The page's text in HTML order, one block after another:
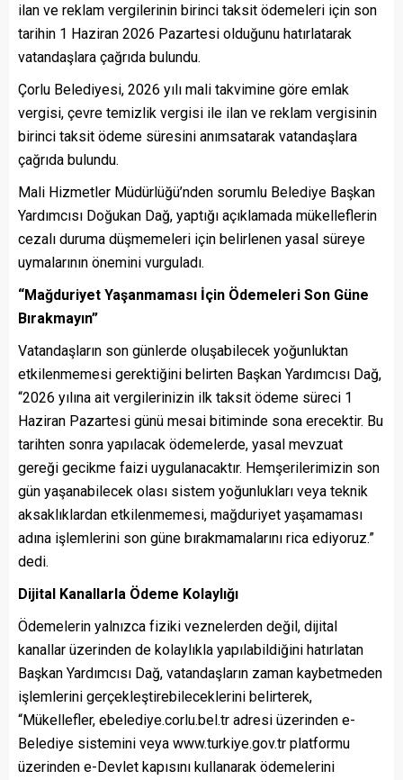
ilan ve reklam vergilerinin birinci taksit ödemeleri için son
tarihin 1 Haziran 2026 Pazartesi olduğunu hatırlatarak
vatandaşlara çağrıda bulundu.
Çorlu Belediyesi, 2026 yılı mali takvimine göre emlak
vergisi, çevre temizlik vergisi ile ilan ve reklam vergisinin
birinci taksit ödeme süresini anımsatarak vatandaşlara
çağrıda bulundu.
Mali Hizmetler Müdürlüğü’nden sorumlu Belediye Başkan
Yardımcısı Doğukan Dağ, yaptığı açıklamada mükelleflerin
cezalı duruma düşmemeleri için belirlenen yasal süreye
uymalarının önemini vurguladı.
“Mağduriyet Yaşanmaması İçin Ödemeleri Son Güne
Bırakmayın”
Vatandaşların son günlerde oluşabilecek yoğunluktan
etkilenmemesi gerektiğini belirten Başkan Yardımcısı Dağ,
“2026 yılına ait vergilerinizin ilk taksit ödeme süreci 1
Haziran Pazartesi günü mesai bitiminde sona erecektir. Bu
tarihten sonra yapılacak ödemelerde, yasal mevzuat
gereği gecikme faizi uygulanacaktır. Hemşerilerimizin son
gün yaşanabilecek olası sistem yoğunlukları veya teknik
aksaklıklardan etkilenmemesi, mağduriyet yaşamaması
adına işlemlerini son güne bırakmamalarını rica ediyoruz.”
dedi.
Dijital Kanallarla Ödeme Kolaylığı
Ödemelerin yalnızca fiziki veznelerden değil, dijital
kanallar üzerinden de kolaylıkla yapılabildiğini hatırlatan
Başkan Yardımcısı Dağ, vatandaşların zaman kaybetmeden
işlemlerini gerçekleştirebileceklerini belirterek,
“Mükellefler, ebelediye.corlu.bel.tr adresi üzerinden e-
Belediye sistemini veya www.turkiye.gov.tr platformu
üzerinden e-Devlet kapısını kullanarak ödemelerini